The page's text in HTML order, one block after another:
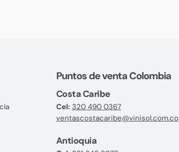
Puntos de venta Colombia
Costa Caribe
Cel: 320 490 0367
ventascostacaribe@vinisol.com.co
Antioquia